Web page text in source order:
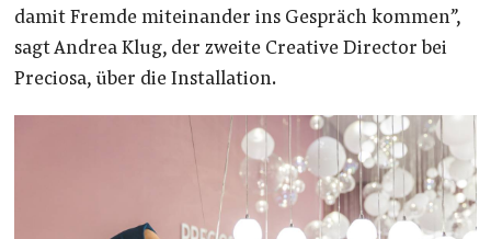
damit Fremde miteinander ins Gespräch kommen”,
sagt Andrea Klug, der zweite Creative Director bei
Preciosa, über die Installation.